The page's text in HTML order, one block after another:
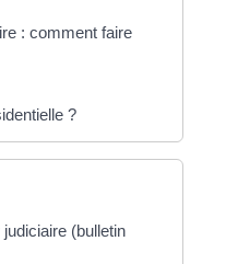
: comment faire
?
(bulletin